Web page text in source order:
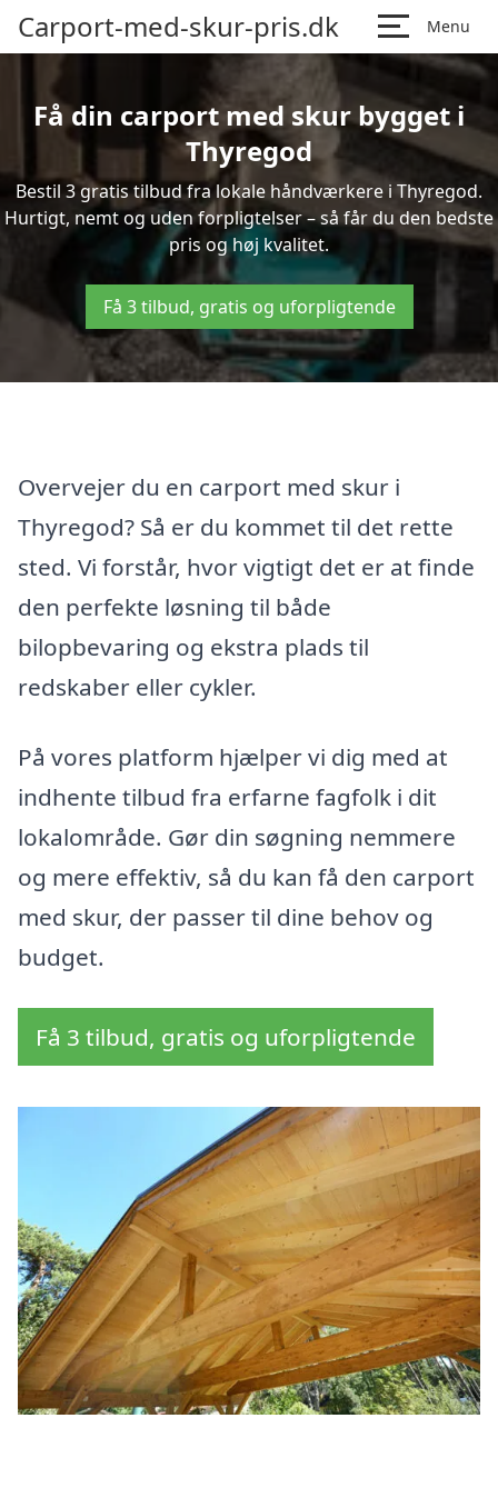
Carport-med-skur-pris.dk Menu
Få din carport med skur bygget i
Thyregod
Bestil 3 gratis tilbud fra lokale håndværkere i Thyregod.
Hurtigt, nemt og uden forpligtelser – så får du den bedste
pris og høj kvalitet.
Få 3 tilbud, gratis og uforpligtende
Overvejer du en carport med skur i
Thyregod? Så er du kommet til det rette
sted. Vi forstår, hvor vigtigt det er at finde
den perfekte løsning til både
bilopbevaring og ekstra plads til
redskaber eller cykler.
På vores platform hjælper vi dig med at
indhente tilbud fra erfarne fagfolk i dit
lokalområde. Gør din søgning nemmere
og mere effektiv, så du kan få den carport
med skur, der passer til dine behov og
budget.
Få 3 tilbud, gratis og uforpligtende